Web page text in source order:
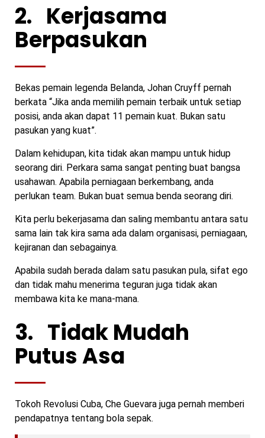
2. Kerjasama
Berpasukan
Bekas pemain legenda Belanda, Johan Cruyff pernah
berkata “Jika anda memilih pemain terbaik untuk setiap
posisi, anda akan dapat 11 pemain kuat. Bukan satu
pasukan yang kuat”.
Dalam kehidupan, kita tidak akan mampu untuk hidup
seorang diri. Perkara sama sangat penting buat bangsa
usahawan. Apabila perniagaan berkembang, anda
perlukan team. Bukan buat semua benda seorang diri.
Kita perlu bekerjasama dan saling membantu antara satu
sama lain tak kira sama ada dalam organisasi, perniagaan,
kejiranan dan sebagainya.
Apabila sudah berada dalam satu pasukan pula, sifat ego
dan tidak mahu menerima teguran juga tidak akan
membawa kita ke mana-mana.
3. Tidak Mudah
Putus Asa
Tokoh Revolusi Cuba, Che Guevara juga pernah memberi
pendapatnya tentang bola sepak.